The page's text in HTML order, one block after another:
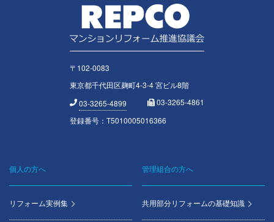
〒102-0083
東京都千代田区麹町4-3-4 宮ビル8階
03-3265-4899
03-3265-4861
登録番号：T5010005016366
Footer
menu
個人の方へ
リフォーム実例集
管理組合の方へ
共用部分リフォームの基礎知識